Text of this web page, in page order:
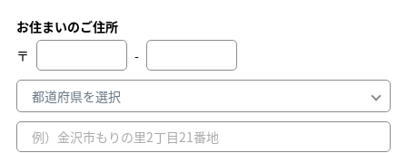
お住まいのご住所
〒
-